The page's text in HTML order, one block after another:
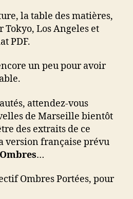
la table des matières,
Tokyo, Los Angeles et
PDF.
un peu pour avoir
attendez-vous
de Marseille bientôt
des extraits de ce
version française prévu
…
Ombres Portées, pour